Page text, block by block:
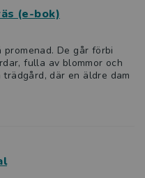
(e-bok)
promenad. De går förbi
fulla av blommor och
där en äldre dam